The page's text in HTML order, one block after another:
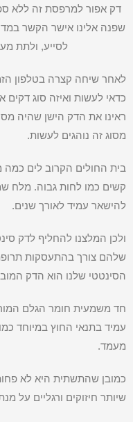
דק אפור למרפסת זה ללא
שפנה אלינו אישר הקשר
לסייע, ולתת
לאחר שיחה קצרה בטלפון
כדאי לעשות ואיזה סוג דקים
ראינו את הדק הישן שהיה
מסוג זה נוהגים לעשות.
בית החולים הקרוב לים
קשים כמו לחות גבוה. מלח
להישאר עמיד לאורך שנים.
ולכן המלצנו להחליף לדק
שלהם צורך בהתעסקות
הסינטטי שלנו הוא הדק
חד משמעית חומר הגלם
עמיד בתנאי החוץ במיוחד
מעמד.
כמובן שהתשתית היא לא
שיותר חיזוקים ורגליים על